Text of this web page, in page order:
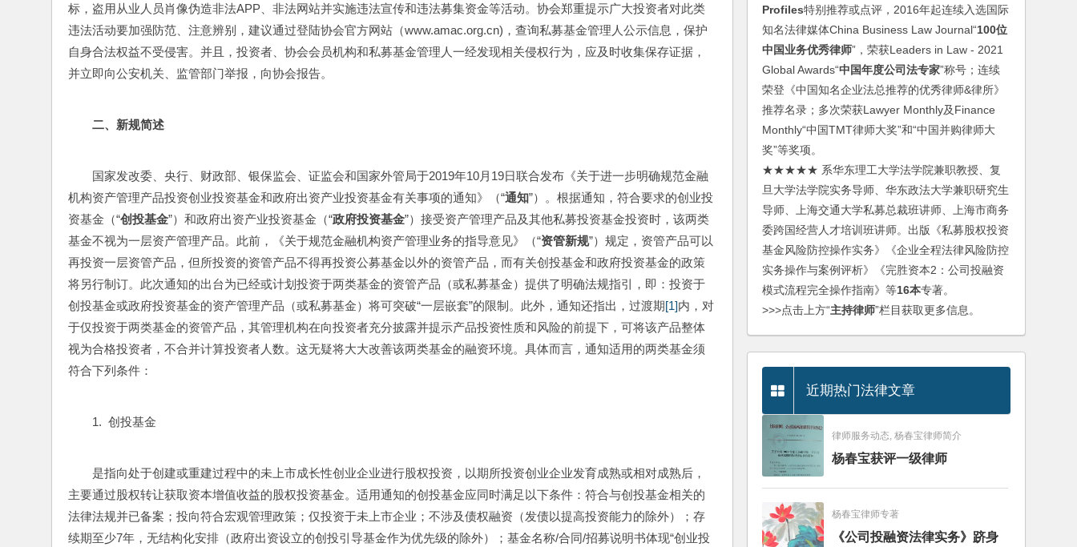
标，盗用从业人员肖像伪造非法APP、非法网站并实施违法宣传和违法募集资金等活动。协会郑重提示广大投资者对此类
违法活动要加强防范、注意辨别，建议通过登陆协会官方网站（www.amac.org.cn)，查询私募基金管理人公示信息，保护
自身合法权益不受侵害。并且，投资者、协会会员机构和私募基金管理人一经发现相关侵权行为，应及时收集保存证据，
并立即向公安机关、监管部门举报，向协会报告。
二、 新规简述
国家发改委、央行、财政部、银保监会、证监会和国家外管局于2019年10月19日联合发布《关于进一步明确规范金融
机构资产管理产品投资创业投资基金和政府出资产业投资基金有关事项的通知》（“通知”）。根据通知，符合要求的创业投
资基金（“创投基金”）和政府出资产业投资基金（“政府投资基金”）接受资产管理产品及其他私募投资基金投资时，该两类
基金不视为一层资产管理产品。此前，《关于规范金融机构资产管理业务的指导意见》（“资管新规”）规定，资管产品可以
再投资一层资管产品，但所投资的资管产品不得再投资公募基金以外的资管产品，而有关创投基金和政府投资基金的政策
将另行制订。此次通知的出台为已经或计划投资于两类基金的资管产品（或私募基金）提供了明确法规指引，即：投资于
创投基金或政府投资基金的资产管理产品（或私募基金）将可突破“一层嵌套”的限制。此外，通知还指出，过渡期[1]内，对
于仅投资于两类基金的资管产品，其管理机构在向投资者充分披露并提示产品投资性质和风险的前提下，可将该产品整体
视为合格投资者，不合并计算投资者人数。这无疑将大大改善该两类基金的融资环境。具体而言，通知适用的两类基金须
符合下列条件：
1.  创投基金
是指向处于创建或重建过程中的未上市成长性创业企业进行股权投资，以期所投资创业企业发育成熟或相对成熟后，
主要通过股权转让获取资本增值收益的股权投资基金。适用通知的创投基金应同时满足以下条件：符合与创投基金相关的
法律法规并已备案；投向符合宏观管理政策；仅投资于未上市企业；不涉及债权融资（发债以提高投资能力的除外）；存
续期至少7年，无结构化安排（政府出资设立的创投引导基金作为优先级的除外）；基金名称/合同/招募说明书体现“创业投
Profiles特别推荐或点评，2016年起连续入选国际
知名法律媒体China Business Law Journal“100位
中国业务优秀律师”，荣获Leaders in Law - 2021
Global Awards“中国年度公司法专家”称号；连续
荣登《中国知名企业法总推荐的优秀律师&律所》
推荐名录；多次荣获Lawyer Monthly及Finance
Monthly“中国TMT律师大奖”和“中国并购律师大
奖”等奖项。
★★★★★ 系华东理工大学法学院兼职教授、复
旦大学法学院实务导师、华东政法大学兼职研究生
导师、上海交通大学私募总裁班讲师、上海市商务
委跨国经营人才培训班讲师。出版《私募股权投资
基金风险防控操作实务》《企业全程法律风险防控
实务操作与案例评析》《完胜资本2：公司投融资
模式流程完全操作指南》等16本专著。
>>>点击上方“主持律师”栏目获取更多信息。
近期热门法律文章
律师服务动态, 杨春宝律师简介
杨春宝获评一级律师
杨春宝律师专著
《公司投融资法律实务》跻身